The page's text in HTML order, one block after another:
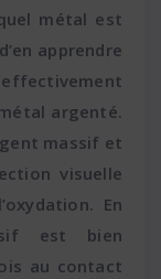
métal est
apprendre
effectivement
argenté.
massif et
visuelle
En
est bien
au contact